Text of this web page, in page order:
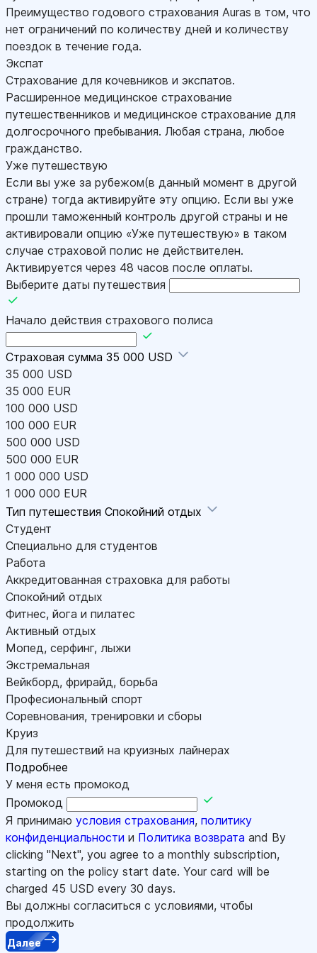
Преимущество годового страхования Auras в том, что
нет ограничений по количеству дней и количеству
поездок в течение года.
Экспат
Страхование для кочевников и экспатов.
Расширенное медицинское страхование
путешественников и медицинское страхование для
долгосрочного пребывания. Любая страна, любое
гражданство.
Уже путешествую
Если вы уже за рубежом(в данный момент в другой
стране) тогда активируйте эту опцию. Если вы уже
прошли таможенный контроль другой страны и не
активировали опцию «Уже путешествую» в таком
случае страховой полис не действителен.
Активируется через 48 часов после оплаты.
Выберите даты путешествия
Начало действия страхового полиса
Страховая сумма 35 000 USD
35 000 USD
35 000 EUR
100 000 USD
100 000 EUR
500 000 USD
500 000 EUR
1 000 000 USD
1 000 000 EUR
Тип путешествия Спокойний отдых
Студент
Специально для студентов
Работа
Аккредитованная страховка для работы
Спокойний отдых
Фитнес, йога и пилатес
Активный отдых
Мопед, серфинг, лыжи
Экстремальная
Вейкборд, фрирайд, борьба
Професиональный спорт
Соревнования, тренировки и сборы
Круиз
Для путешествий на круизных лайнерах
Подробнее
У меня есть промокод
Промокод
Я принимаю условия страхования, политику
конфиденциальности и Политика возврата and By
clicking "Next", you agree to a monthly subscription,
starting on the policy start date. Your card will be
charged 45 USD every 30 days.
Вы должны согласиться с условиями, чтобы
продолжить
Далее